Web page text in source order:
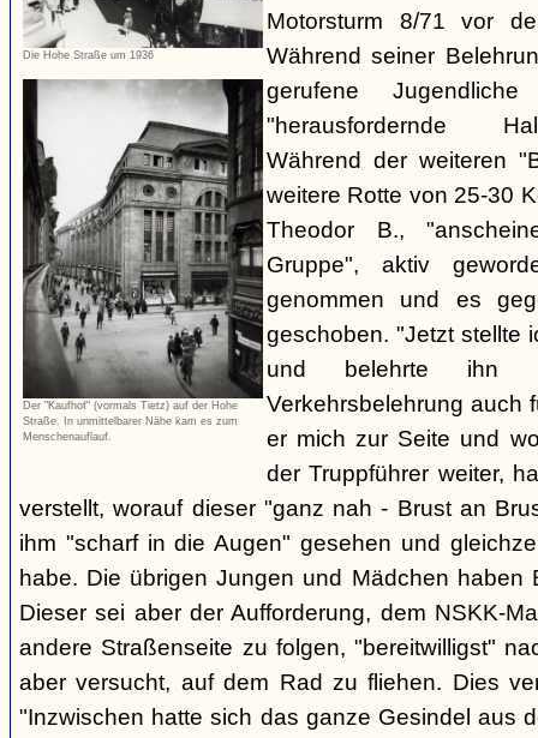
Die Hohe Straße um 1936
Der "Kaufhof" (vormals Tietz) auf der Hohe
Straße. In unmittelbarer Nähe kam es zum
Menschenauflauf.
Motorsturm 8/71 vor
Während seiner
gerufene
"herausfordernde
Während der weiteren
weitere Rotte von 25-30
Theodor B.,
Gruppe", aktiv
genommen und es
geschoben. "Jetzt stellte
und belehrte ihn
Verkehrsbelehrung auch
er mich zur Seite und
der Truppführer weiter,
verstellt, worauf dieser "ganz nah - Brust an
ihm "scharf in die Augen" gesehen und
habe. Die übrigen Jungen und Mädchen haben
Dieser sei aber der Aufforderung, dem NSKK-
andere Straßenseite zu folgen, "bereitwilligst"
aber versucht, auf dem Rad zu fliehen. Dies
"Inzwischen hatte sich das ganze Gesindel aus